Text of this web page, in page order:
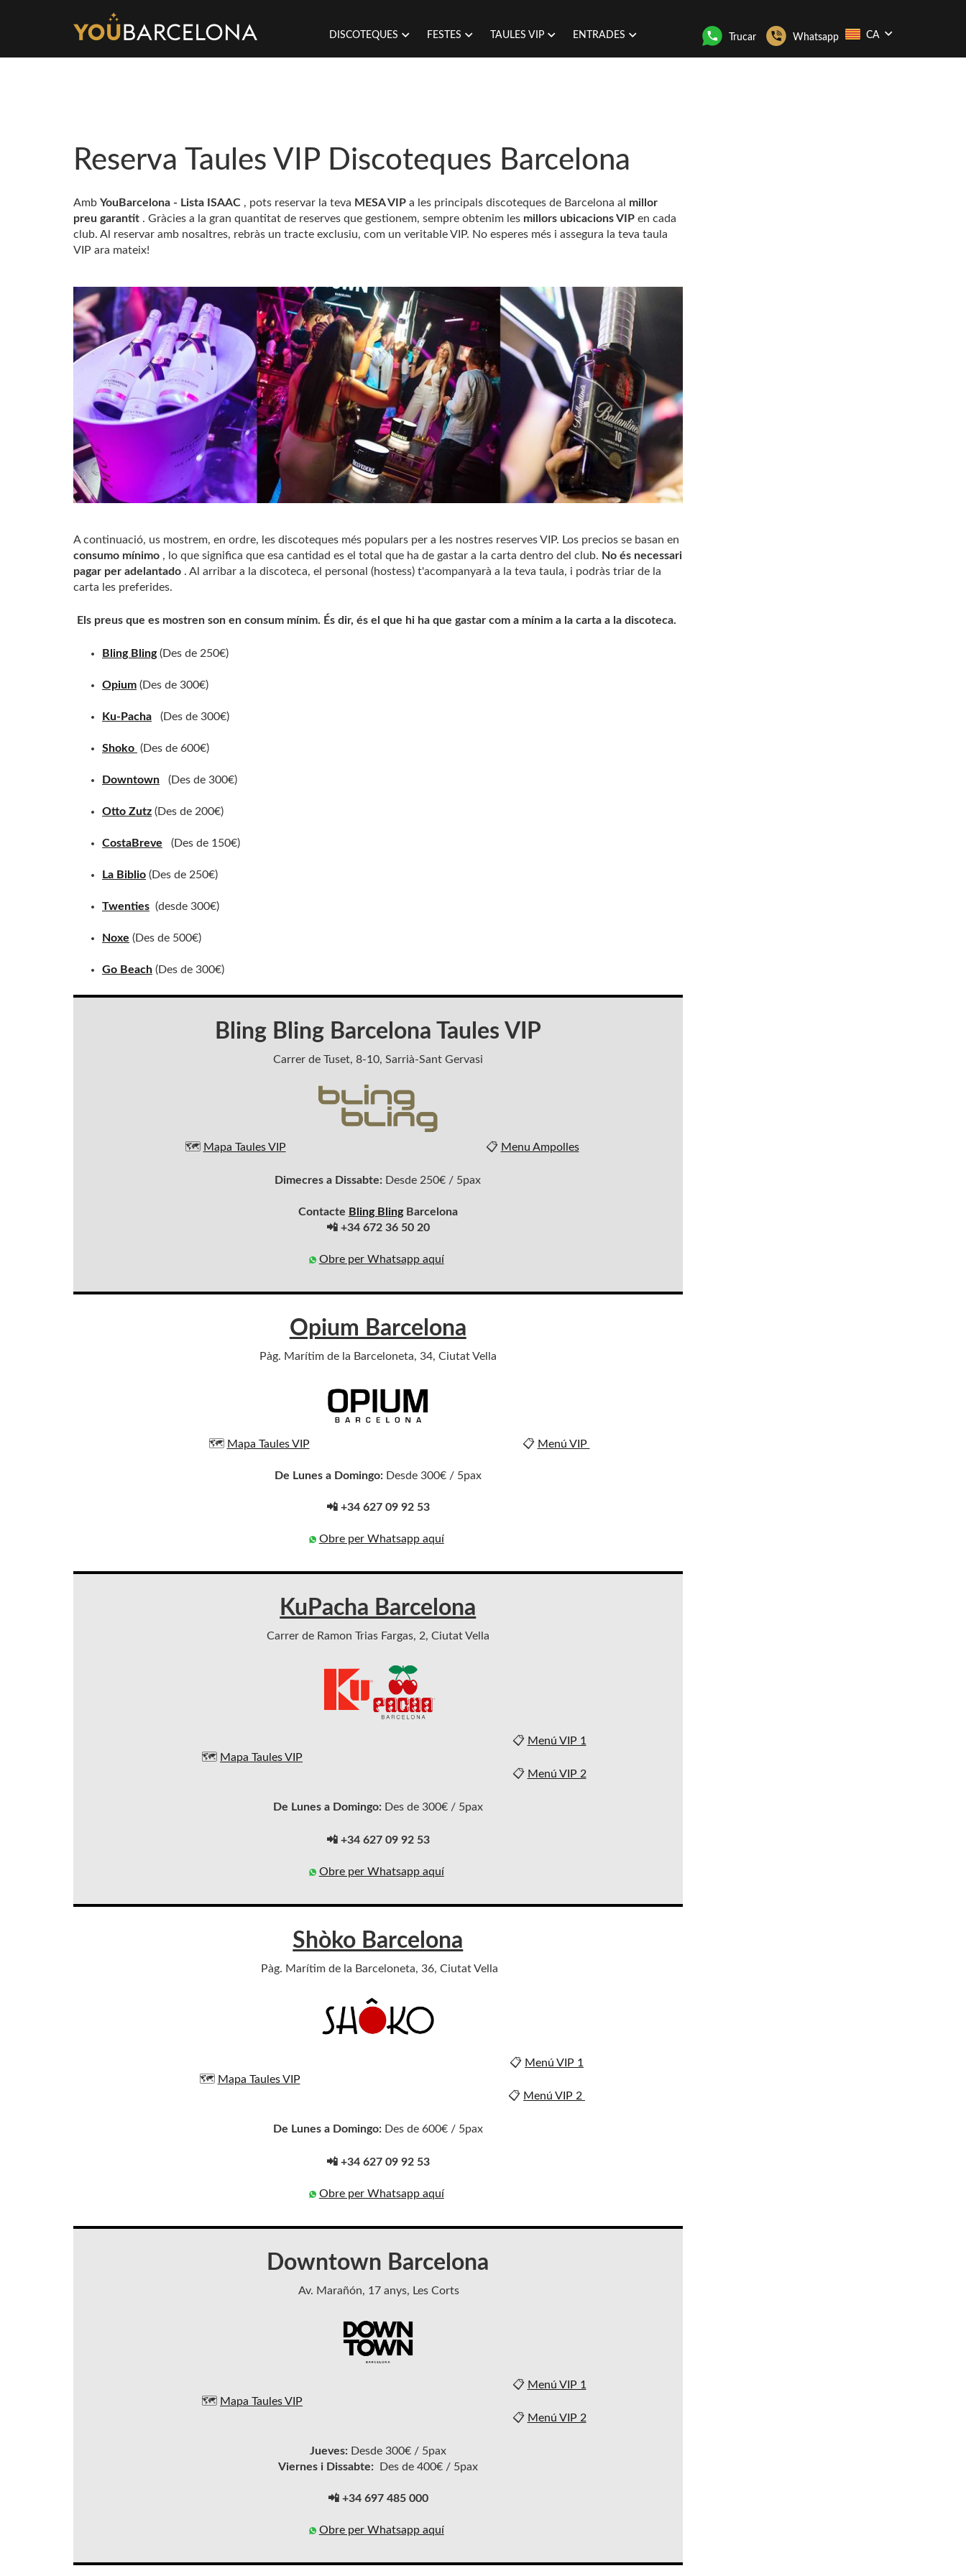
DISCOTEQUES FESTES TAULES VIP ENTRADES Trucar Whatsapp CA
Reserva Taules VIP Discoteques Barcelona
Amb YouBarcelona - Lista ISAAC , pots reservar la teva MESA VIP a les principals discoteques de Barcelona al millor
preu garantit . Gràcies a la gran quantitat de reserves que gestionem, sempre obtenim les millors ubicacions VIP en cada
club. Al reservar amb nosaltres, rebràs un tracte exclusiu, com un veritable VIP. No esperes més i assegura la teva taula
VIP ara mateix!
A continuació, us mostrem, en ordre, les discoteques més populars per a les nostres reserves VIP. Los precios se basan en
consumo mínimo , lo que significa que esa cantidad es el total que ha de gastar a la carta dentro del club. No és necessari
pagar per adelantado . Al arribar a la discoteca, el personal (hostess) t'acompanyarà a la teva taula, i podràs triar de la
carta les preferides.
Els preus que es mostren son en consum mínim. És dir, és el que hi ha que gastar com a mínim a la carta a la discoteca.
Bling Bling(Des de 250€)
Opium (Des de 300€)
Ku-Pacha (Des de 300€)
Shoko (Des de 600€)
Downtown (Des de 300€)
Otto Zutz (Des de 200€)
CostaBreve (Des de 150€)
La Biblio (Des de 250€)
Twenties (desde 300€)
Noxe (Des de 500€)
Go Beach (Des de 300€)
Bling Bling Barcelona Taules VIP
Carrer de Tuset, 8-10, Sarrià-Sant Gervasi
🗺️ Mapa Taules VIP 📋 Menu Ampolles
Dimecres a Dissabte: Desde 250€ / 5pax
Contacte Bling BlingBarcelona
📲 +34 672 36 50 20
Obre per Whatsapp aquí
Opium Barcelona
Pàg. Marítim de la Barceloneta, 34, Ciutat Vella
🗺️ Mapa Taules VIP 📋 Menú VIP
De Lunes a Domingo:Desde 300€ / 5pax
📲 +34 627 09 92 53
Obre per Whatsapp aquí
KuPacha Barcelona
Carrer de Ramon Trias Fargas, 2, Ciutat Vella
🗺️ Mapa Taules VIP
📋 Menú VIP 1
📋 Menú VIP 2
De Lunes a Domingo:Des de 300€ / 5pax
📲 +34 627 09 92 53
Obre per Whatsapp aquí
Shòko Barcelona
Pàg. Marítim de la Barceloneta, 36, Ciutat Vella
🗺️ Mapa Taules VIP
📋 Menú VIP 1
📋 Menú VIP 2
De Lunes a Domingo:Des de 600€ / 5pax
📲 +34 627 09 92 53
Obre per Whatsapp aquí
Downtown Barcelona
Av. Marañón, 17 anys, Les Corts
🗺️ Mapa Taules VIP
📋 Menú VIP 1
📋 Menú VIP 2
Jueves:Desde 300€ / 5pax
Viernes i Dissabte:Des de 400€ / 5pax
📲 +34 697 485 000
Obre per Whatsapp aquí